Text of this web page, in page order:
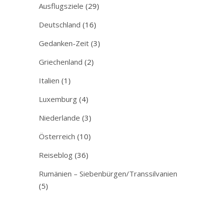
Ausflugsziele (29)
Deutschland (16)
Gedanken-Zeit (3)
Griechenland (2)
Italien (1)
Luxemburg (4)
Niederlande (3)
Österreich (10)
Reiseblog (36)
Rumänien – Siebenbürgen/Transsilvanien
(5)